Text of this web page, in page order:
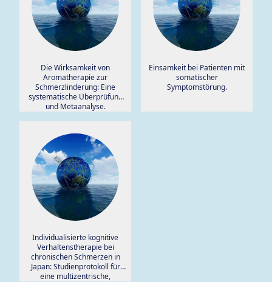
Die Wirksamkeit von
Aromatherapie zur
Schmerzlinderung: Eine
systematische Überprüfung
und Metaanalyse.
Einsamkeit bei Patienten mit
somatischer
Symptomstörung.
Individualisierte kognitive
Verhaltenstherapie bei
chronischen Schmerzen in
Japan: Studienprotokoll für
eine multizentrische,